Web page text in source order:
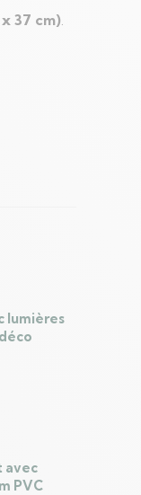
37 cm)
lumières
avec
PVC